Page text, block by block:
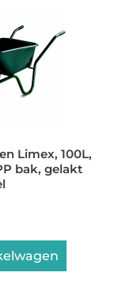
Limex, 100L,
bak, gelakt